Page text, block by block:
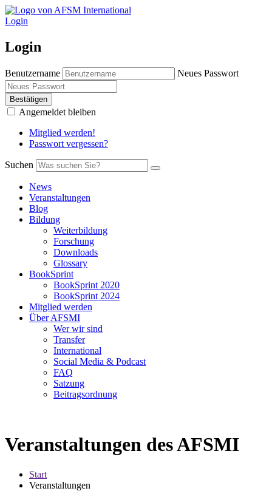
Login
Login
Benutzername Neues Passwort
Bestätigen
Angemeldet bleiben
Mitglied werden!
Passwort vergessen?
Suchen
News
Veranstaltungen
Blog
Bildung
Weiterbildung
Forschung
Downloads
Glossary
BookSprint
BookSprint 2020
BookSprint 2024
Mitglied werden
Über AFSMI
Wer wir sind
Transfer
International
Social Media & Podcast
FAQ
Satzung
Beitragsordnung
Veranstaltungen des AFSMI
Start
Veranstaltungen